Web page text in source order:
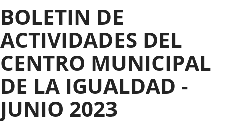
Valladolid
BOLETIN DE
ACTIVIDADES DEL
CENTRO MUNICIPAL
DE LA IGUALDAD -
JUNIO 2023